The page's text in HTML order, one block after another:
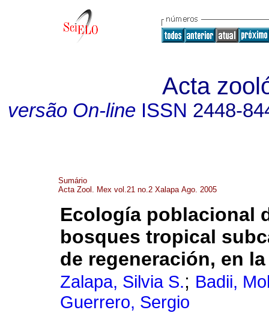
Acta
versão On-line ISSN 2448-
Sumário
Acta Zool. Mex vol.21 no.2 Xalapa Ago. 2005
Ecología poblacional
bosques tropical
de regeneración, en
Zalapa, Silvia S.; Badii,
Guerrero, Sergio